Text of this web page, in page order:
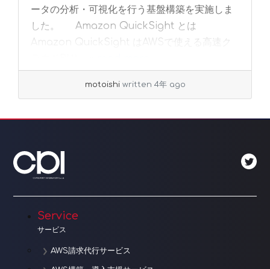
ータの分析・可視化を行う基盤構築を実施しま
した。 Amazon QuickSight とは
Amazon QuickSight はAWSで使える高速ク
motoishi written 4年 ago
Service
サービス
AWS請求代行サービス